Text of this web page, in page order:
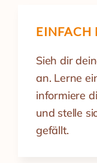
EINFACH
Sieh dir
an. Lerne
informiere
und stelle
gefällt.